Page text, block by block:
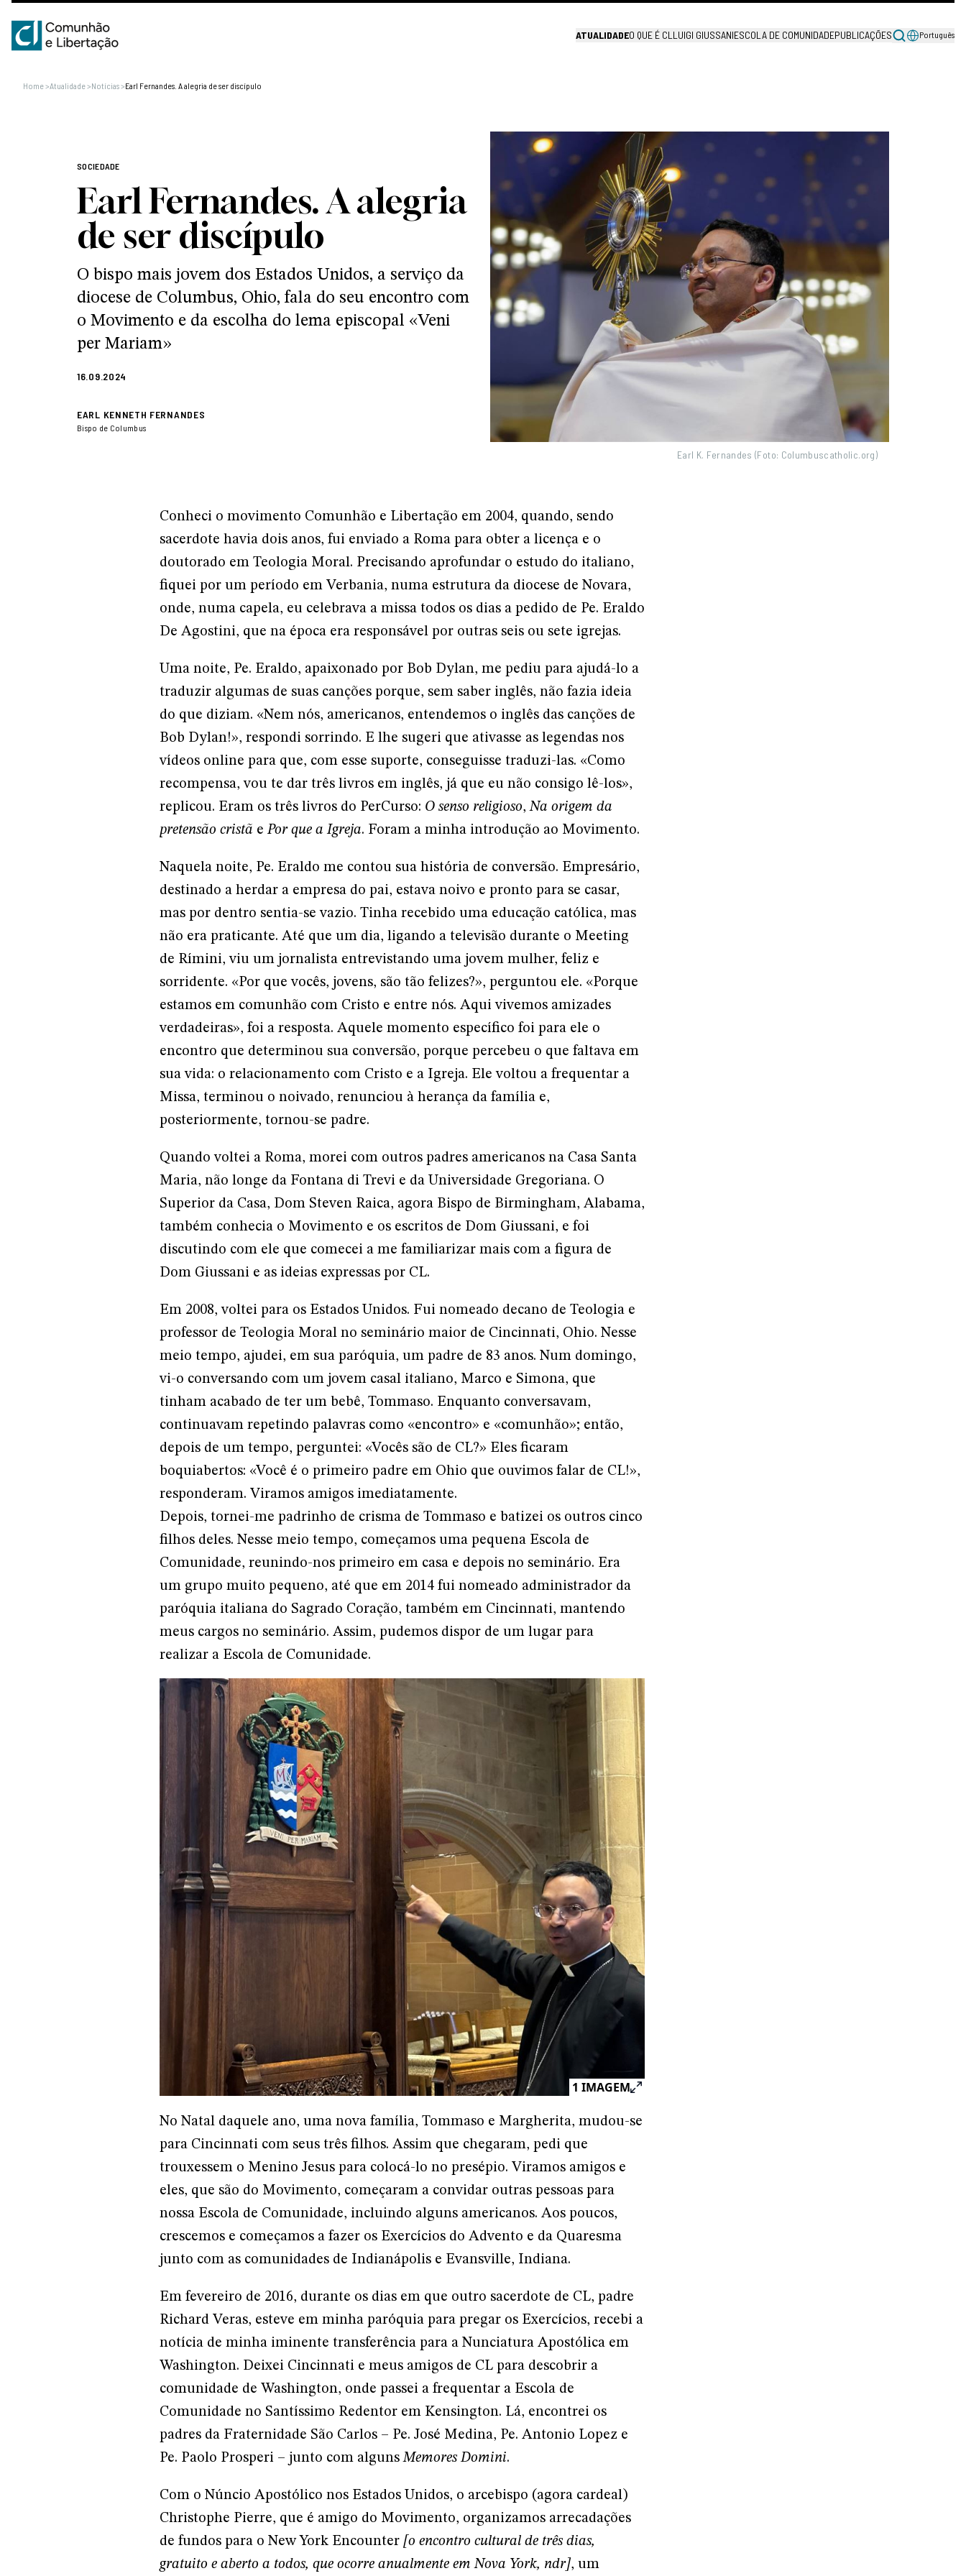
ATUALIDADEO QUE É CL LUIGI GIUSSANIESCOLA DE COMUNIDADEPUBLICAÇÕES Português
Home>Atualidade>Notícias>Earl Fernandes. A alegria de ser discípulo
SOCIEDADE
Earl Fernandes. A alegria
de ser discípulo
O bispo mais jovem dos Estados Unidos, a serviço da
diocese de Columbus, Ohio, fala do seu encontro com
o Movimento e da escolha do lema episcopal «Veni
per Mariam»
16.09.2024
EARL KENNETH FERNANDES
Bispo de Columbus
Earl K. Fernandes (Foto: Columbuscatholic.org)
Conheci o movimento Comunhão e Libertação em 2004, quando, sendo
sacerdote havia dois anos, fui enviado a Roma para obter a licença e o
doutorado em Teologia Moral. Precisando aprofundar o estudo do italiano,
fiquei por um período em Verbania, numa estrutura da diocese de Novara,
onde, numa capela, eu celebrava a missa todos os dias a pedido de Pe. Eraldo
De Agostini, que na época era responsável por outras seis ou sete igrejas.
Uma noite, Pe. Eraldo, apaixonado por Bob Dylan, me pediu para ajudá-lo a
traduzir algumas de suas canções porque, sem saber inglês, não fazia ideia
do que diziam. «Nem nós, americanos, entendemos o inglês das canções de
Bob Dylan!», respondi sorrindo. E lhe sugeri que ativasse as legendas nos
vídeos online para que, com esse suporte, conseguisse traduzi-las. «Como
recompensa, vou te dar três livros em inglês, já que eu não consigo lê-los»,
replicou. Eram os três livros do PerCurso: O senso religioso,Na origem da
pretensão cristã ePor que a Igreja. Foram a minha introdução ao Movimento.
Naquela noite, Pe. Eraldo me contou sua história de conversão. Empresário,
destinado a herdar a empresa do pai, estava noivo e pronto para se casar,
mas por dentro sentia-se vazio. Tinha recebido uma educação católica, mas
não era praticante. Até que um dia, ligando a televisão durante o Meeting
de Rímini, viu um jornalista entrevistando uma jovem mulher, feliz e
sorridente. «Por que vocês, jovens, são tão felizes?», perguntou ele. «Porque
estamos em comunhão com Cristo e entre nós. Aqui vivemos amizades
verdadeiras», foi a resposta. Aquele momento específico foi para ele o
encontro que determinou sua conversão, porque percebeu o que faltava em
sua vida: o relacionamento com Cristo e a Igreja. Ele voltou a frequentar a
Missa, terminou o noivado, renunciou à herança da família e,
posteriormente, tornou-se padre.
Quando voltei a Roma, morei com outros padres americanos na Casa Santa
Maria, não longe da Fontana di Trevi e da Universidade Gregoriana. O
Superior da Casa, Dom Steven Raica, agora Bispo de Birmingham, Alabama,
também conhecia o Movimento e os escritos de Dom Giussani, e foi
discutindo com ele que comecei a me familiarizar mais com a figura de
Dom Giussani e as ideias expressas por CL.
Em 2008, voltei para os Estados Unidos. Fui nomeado decano de Teologia e
professor de Teologia Moral no seminário maior de Cincinnati, Ohio. Nesse
meio tempo, ajudei, em sua paróquia, um padre de 83 anos. Num domingo,
vi-o conversando com um jovem casal italiano, Marco e Simona, que
tinham acabado de ter um bebê, Tommaso. Enquanto conversavam,
continuavam repetindo palavras como «encontro» e «comunhão»; então,
depois de um tempo, perguntei: «Vocês são de CL?» Eles ficaram
boquiabertos: «Você é o primeiro padre em Ohio que ouvimos falar de CL!»,
responderam. Viramos amigos imediatamente.
Depois, tornei-me padrinho de crisma de Tommaso e batizei os outros cinco
filhos deles. Nesse meio tempo, começamos uma pequena Escola de
Comunidade, reunindo-nos primeiro em casa e depois no seminário. Era
um grupo muito pequeno, até que em 2014 fui nomeado administrador da
paróquia italiana do Sagrado Coração, também em Cincinnati, mantendo
meus cargos no seminário. Assim, pudemos dispor de um lugar para
realizar a Escola de Comunidade.
1 IMAGEM
No Natal daquele ano, uma nova família, Tommaso e Margherita, mudou-se
para Cincinnati com seus três filhos. Assim que chegaram, pedi que
trouxessem o Menino Jesus para colocá-lo no presépio. Viramos amigos e
eles, que são do Movimento, começaram a convidar outras pessoas para
nossa Escola de Comunidade, incluindo alguns americanos. Aos poucos,
crescemos e começamos a fazer os Exercícios do Advento e da Quaresma
junto com as comunidades de Indianápolis e Evansville, Indiana.
Em fevereiro de 2016, durante os dias em que outro sacerdote de CL, padre
Richard Veras, esteve em minha paróquia para pregar os Exercícios, recebi a
notícia de minha iminente transferência para a Nunciatura Apostólica em
Washington. Deixei Cincinnati e meus amigos de CL para descobrir a
comunidade de Washington, onde passei a frequentar a Escola de
Comunidade no Santíssimo Redentor em Kensington. Lá, encontrei os
padres da Fraternidade São Carlos – Pe. José Medina, Pe. Antonio Lopez e
Pe. Paolo Prosperi – junto com algunsMemores Domini.
Com o Núncio Apostólico nos Estados Unidos, o arcebispo (agora cardeal)
Christophe Pierre, que é amigo do Movimento, organizamos arrecadações
de fundos para o New York Encounter [o encontro cultural de três dias,
gratuito e aberto a todos, que ocorre anualmente em Nova York, ndr], um